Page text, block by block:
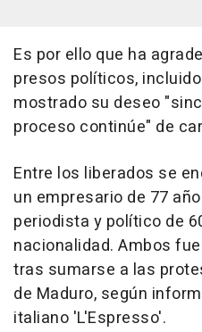
Es por ello que ha
presos políticos,
mostrado su deseo
proceso continúe" de
Entre los liberados se
un empresario de 77
periodista y político de
nacionalidad. Ambos
tras sumarse a las
de Maduro, según
italiano 'L'Espresso'.